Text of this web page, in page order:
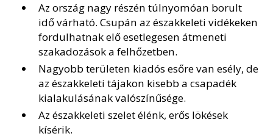
Az ország nagy részén túlnyomóan borult
idő várható. Csupán az északkeleti vidékeken
fordulhatnak elő esetlegesen átmeneti
szakadozások a felhőzetben.
Nagyobb területen kiadós esőre van esély, de
az északkeleti tájakon kisebb a csapadék
kialakulásának valószínűsége.
Az északkeleti szelet élénk, erős lökések
kísérik.